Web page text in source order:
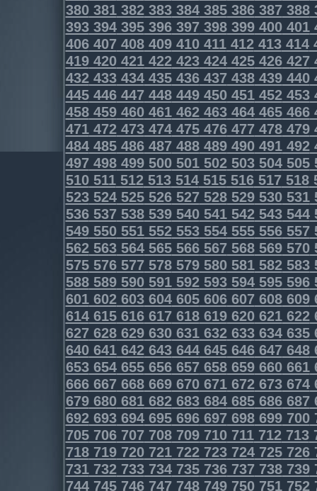
380381382383384385386387388
393394395396397398399400401
406407408409410411412413414
419420421422423424425426427
432433434435436437438439440
445446447448449450451452453
458459460461462463464465466
471472473474475476477478479
484485486487488489490491492
497498499500501502503504505
510511512513514515516517518
523524525526527528529530531
536537538539540541542543544
549550551552553554555556557
562563564565566567568569570
575576577578579580581582583
588589590591592593594595596
601602603604605606607608609
614615616617618619620621622
627628629630631632633634635
640641642643644645646647648
653654655656657658659660661
666667668669670671672673674
679680681682683684685686687
692693694695696697698699700
705706707708709710711712713
718719720721722723724725726
731732733734735736737738739
744745746747748749750751752